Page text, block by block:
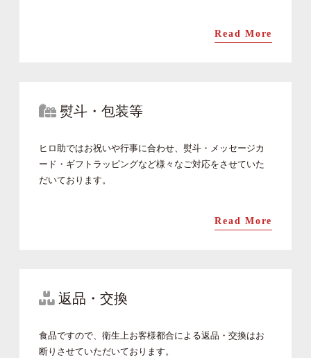
Read More
熨斗・包装等
ヒロ助ではお祝いや行事に合わせ、熨斗・メッセージカ
ード・ギフトラッピングなど様々なご対応をさせていた
だいております。
Read More
返品・交換
食品ですので、衛生上お客様都合による返品・交換はお
断りさせていただいております。